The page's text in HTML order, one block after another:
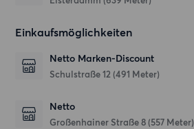
Einkaufsmöglichkeiten
Netto Marken-Discount
Schulstraße 12 (491 Meter)
Netto
Großenhainer Straße 8 (557 Meter)